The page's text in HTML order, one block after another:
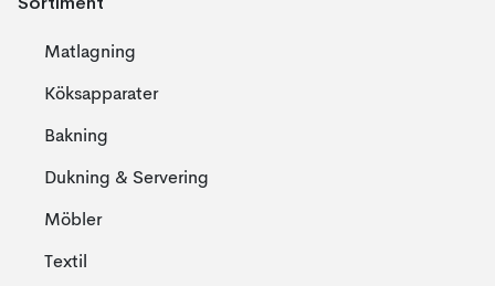
Matlagning
Köksapparater
Bakning
Dukning & Servering
Möbler
Textil